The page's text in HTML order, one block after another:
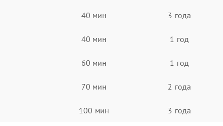
40 мин 3 года
40 мин 1 год
60 мин 1 год
70 мин 2 года
100 мин 3 года